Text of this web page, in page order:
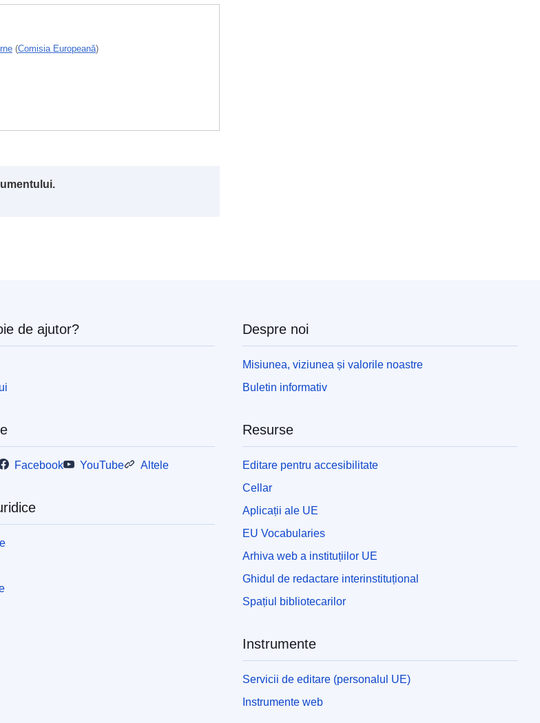
(Comisia Europeană)
de ajutor?
Facebook YouTube Altele
Despre noi
Misiunea, viziunea și valorile noastre
Buletin informativ
Resurse
Editare pentru accesibilitate
Cellar
Aplicații ale UE
EU Vocabularies
Arhiva web a instituțiilor UE
Ghidul de redactare interinstituțional
Spațiul bibliotecarilor
Instrumente
Servicii de editare (personalul UE)
Instrumente web